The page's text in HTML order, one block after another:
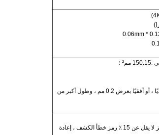
؛
خط السحب: يمكن الكشف عن عرض أكثر من 0.15 مم عموديًا ، أو أفقيًا بعرض 0.2 مم ، وطول أكبر من
نوع فك الشفرة: QR code ثنائي الأبعاد معدل تصحيح خطأ رمز لا يقل عن 15 ٪ رمز خطأ الكشف ، إعادة